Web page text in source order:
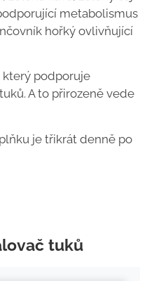
metabolismus
hořký ovlivňující
který podporuje
A to přirozeně vede
je třikrát denně po
tuků